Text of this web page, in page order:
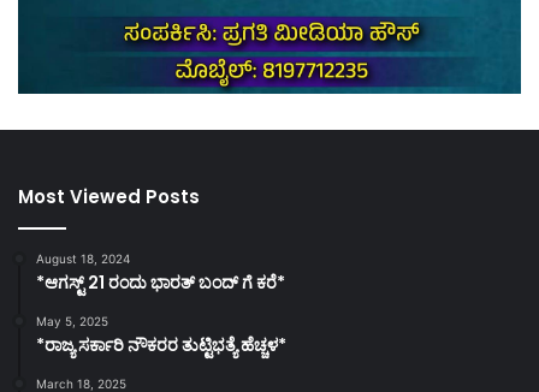
Most Viewed Posts
August 18, 2024
*ಆಗಸ್ಟ್ 21 ರಂದು ಭಾರತ್‌ ಬಂದ್‌ ಗೆ ಕರೆ*
May 5, 2025
*ರಾಜ್ಯ ಸರ್ಕಾರಿ ನೌಕರರ ತುಟ್ಟಿಭತ್ಯೆ ಹೆಚ್ಚಳ*
March 18, 2025